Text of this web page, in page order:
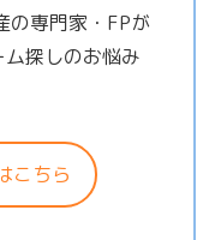
の専門家・FPが
探しのお悩み
こちら